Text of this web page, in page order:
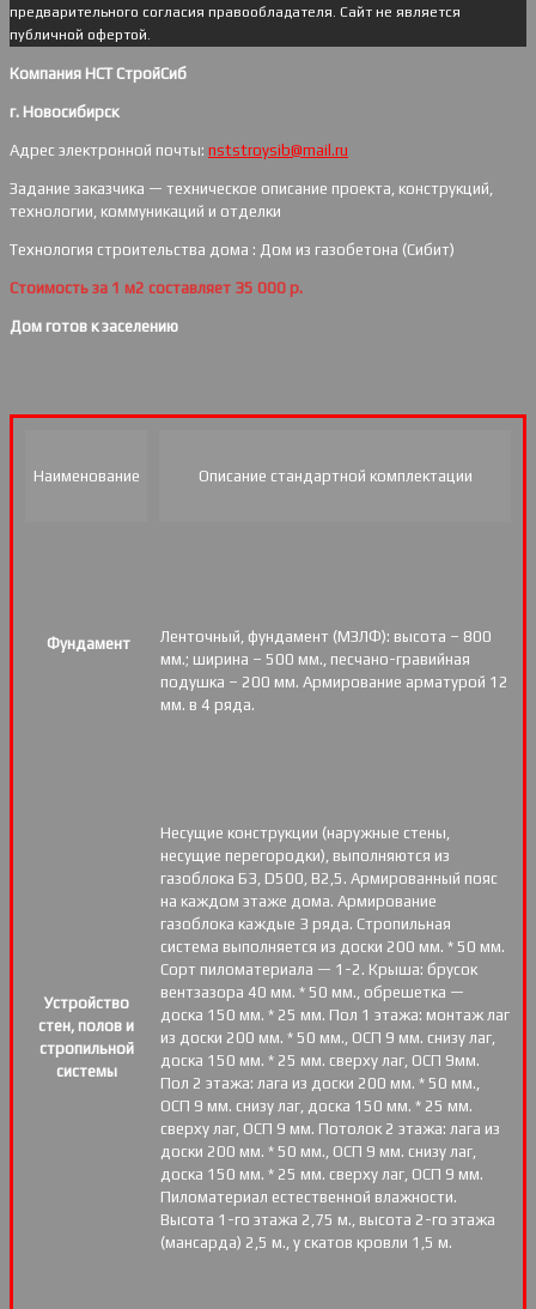
предварительного согласия правообладателя. Cайт не является
публичной офертой.
Компания НСТ СтройСиб
г. Новосибирск
Адрес электронной почты: nststroysib@mail.ru
Задание заказчика — техническое описание проекта, конструкций,
технологии, коммуникаций и отделки
Технология строительства дома : Дом из газобетона (Сибит)
Стоимость за 1 м2 составляет 35 000 р.
Дом готов к заселению
Наименование Описание стандартной комплектации
Фундамент
Ленточный, фундамент (МЗЛФ): высота – 800
мм.; ширина – 500 мм., песчано-гравийная
подушка – 200 мм. Армирование арматурой 12
мм. в 4 ряда.
Устройство
стен, полов и
стропильной
системы
Несущие конструкции (наружные стены,
несущие перегородки), выполняются из
газоблока Б3, D500, В2,5. Армированный пояс
на каждом этаже дома. Армирование
газоблока каждые 3 ряда. Стропильная
система выполняется из доски 200 мм. * 50 мм.
Сорт пиломатериала — 1-2. Крыша: брусок
вентзазора 40 мм. * 50 мм., обрешетка —
доска 150 мм. * 25 мм. Пол 1 этажа: монтаж лаг
из доски 200 мм. * 50 мм., ОСП 9 мм. снизу лаг,
доска 150 мм. * 25 мм. сверху лаг, ОСП 9мм.
Пол 2 этажа: лага из доски 200 мм. * 50 мм.,
ОСП 9 мм. снизу лаг, доска 150 мм. * 25 мм.
сверху лаг, ОСП 9 мм. Потолок 2 этажа: лага из
доски 200 мм. * 50 мм., ОСП 9 мм. снизу лаг,
доска 150 мм. * 25 мм. сверху лаг, ОСП 9 мм.
Пиломатериал естественной влажности.
Высота 1-го этажа 2,75 м., высота 2-го этажа
(мансарда) 2,5 м., у скатов кровли 1,5 м.